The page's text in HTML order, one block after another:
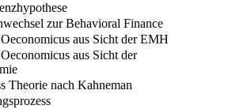
zur Behavioral Finance
aus Sicht der EMH
aus Sicht der
Theorie nach Kahneman